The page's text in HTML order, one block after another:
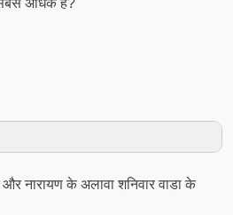
अधिक है?
नारायण के अलावा शनिवार वाडा के